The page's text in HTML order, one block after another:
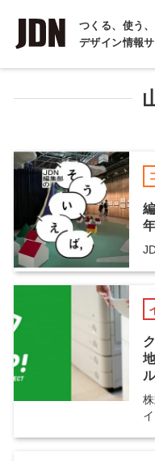
つくる、使う
デザイン情報
INTERVIEW
インタビュー
COLUMN
コラム